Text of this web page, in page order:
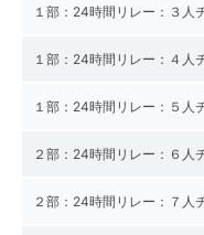
１部：24時間リレー：３人
１部：24時間リレー：４人
１部：24時間リレー：５人
２部：24時間リレー：６人
２部：24時間リレー：７人